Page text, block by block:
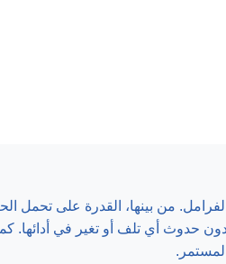
من بينها، القدرة على تحمل
إلى 600 درجة مئوية دون حدوث أي تلف أو تغير في